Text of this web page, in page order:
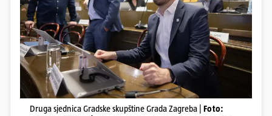
Druga sjednica Gradske skupštine Grada Zagreba | Foto: